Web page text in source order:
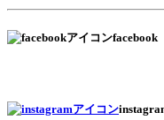
facebook